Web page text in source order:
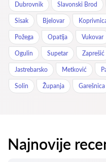
Dubrovnik Slavonski Brod
Sisak Bjelovar
Požega Opatija Vukovar
Ogulin Supetar Zaprešić
Jastrebarsko Metković
Solin Županja Garešnica
Najnovije